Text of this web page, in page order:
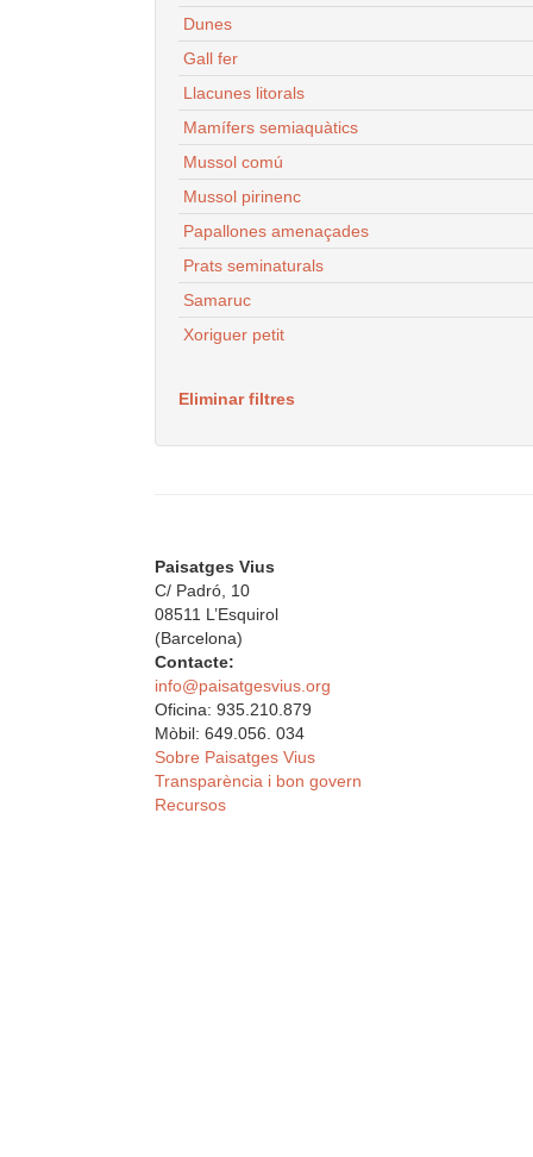
Dunes
Gall fer
Llacunes litorals
Mamífers semiaquàtics
Mussol comú
Mussol pirinenc
Papallones amenaçades
Prats seminaturals
Samaruc
Xoriguer petit
Eliminar filtres
Paisatges Vius
C/ Padró, 10
08511 L’Esquirol
(Barcelona)
Contacte:
info@paisatgesvius.org
Oficina: 935.210.879
Mòbil: 649.056. 034
Sobre Paisatges Vius
Transparència i bon govern
Recursos